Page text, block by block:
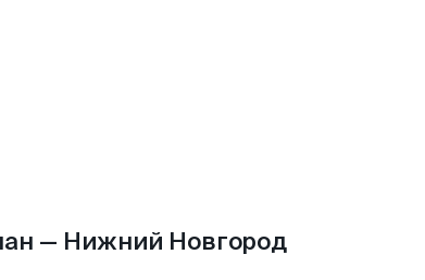
— Нижний Новгород